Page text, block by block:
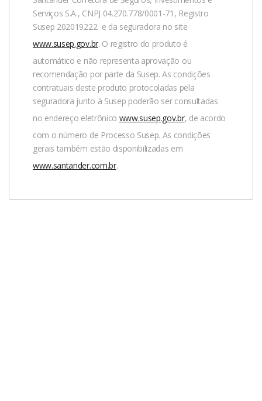
reembolso.br@universal-assistance.com
Via APP: BAIXE O APLICATIVO DE NOSSO PARCEIRO E
ENTRE EM CONTATO CONOSCO:
Abra o aplicativo “Universal Assistance”, faça seu acesso
utilizando seu CPF e clique em “Solicitar Assistência”
para ser atendido
Após o contato, siga todas as orientações de nossos
especialistas para a realização de seu atendimento.
Caso seu atendimento não seja emergencial e seja
Serviços S.A., CNPJ 04.270.778/0001-71, Registro
Susep 202019222 e da seguradora no site
www.susep.gov.br. O registro do produto é
automático e não representa aprovação ou
recomendação por parte da Susep. As condições
contratuais deste produto protocoladas pela
seguradora junto à Susep poderão ser consultadas
no endereço eletrônico www.susep.gov.br, de acordo
com o número de Processo Susep. As condições
gerais também estão disponibilizadas em
www.santander.com.br.